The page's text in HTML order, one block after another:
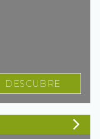
DESCUBRE